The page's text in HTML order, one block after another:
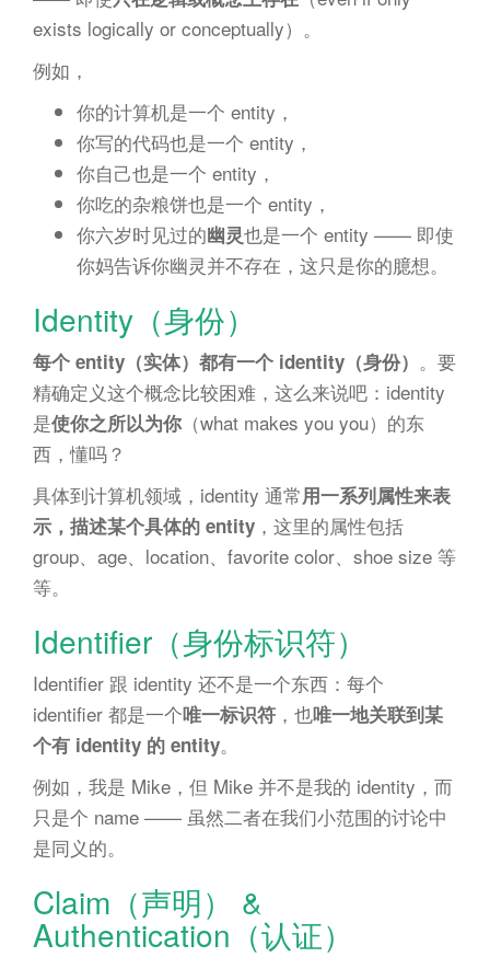
exists logically or conceptually）。
例如，
你的计算机是一个 entity，
你写的代码也是一个 entity，
你自己也是一个 entity，
你吃的杂粮饼也是一个 entity，
你六岁时见过的幽灵也是一个 entity —— 即使
你妈告诉你幽灵并不存在，这只是你的臆想。
Identity（身份）
每个 entity（实体）都有一个 identity（身份） 。要
精确定义这个概念比较困难，这么来说吧：identity
是使你之所以为你（what makes you you）的东
西，懂吗？
具体到计算机领域，identity 通常用一系列属性来表
示，描述某个具体的 entity ，这里的属性包括
group、age、location、favorite color、shoe size 等
等。
Identifier（身份标识符）
Identifier 跟 identity 还不是一个东西：每个
identifier 都是一个唯一标识符 ，也唯一地关联到某
个有 identity 的 entity。
例如，我是 Mike，但 Mike 并不是我的 identity，而
只是个 name —— 虽然二者在我们小范围的讨论中
是同义的。
Claim（声明） &
Authentication（认证）